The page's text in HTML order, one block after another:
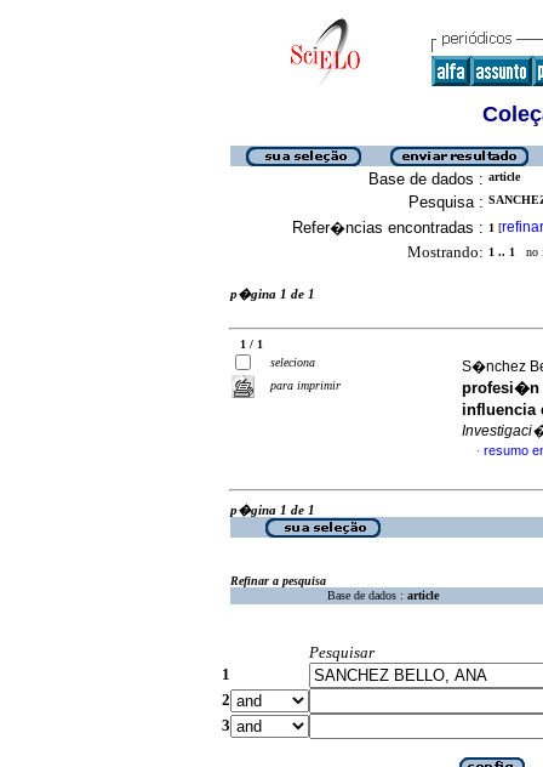
Base de dados : article
Pesquisa :
Refer�ncias encontradas : 1 [refinar
Mostrando: 1 .. 1 no
p�gina 1 de 1
1 / 1
seleciona
para imprimir
S�nchez
profesi�n
influencia
· resumo
p�gina 1 de 1
Refinar a pesquisa
Base de dados : article
Pesquisar
1
2
3